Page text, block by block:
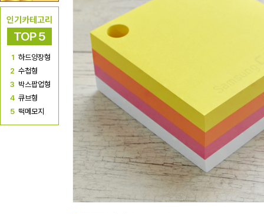
인기카테고리
TOP 5
1 하드양장형
2 수첩형
3 박스팝업형
4 큐브형
5 떡메모지